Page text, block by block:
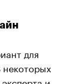
для